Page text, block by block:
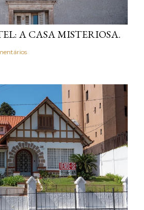
A CASA MISTERIOSA.